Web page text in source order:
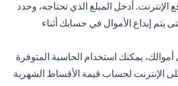
أدخل المبلغ الذي تحتاجه، وحدد
يتم إيداع الأموال في حسابك أثناء
يمكنك استخدام الحاسبة المتوفرة
الإنترنت لحساب قيمة الأقساط الشهرية